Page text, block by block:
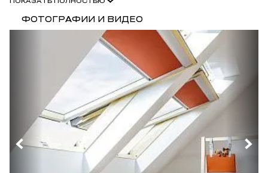
Технические характеристики:
во всех моделях внешнее стекло —
закаленное. Применение специальных предохранителей
ФОТОГРАФИИ И ВИДЕО